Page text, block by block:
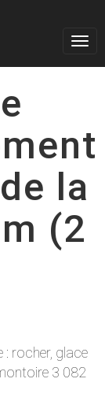
la
(2
: rocher, glace
3 082